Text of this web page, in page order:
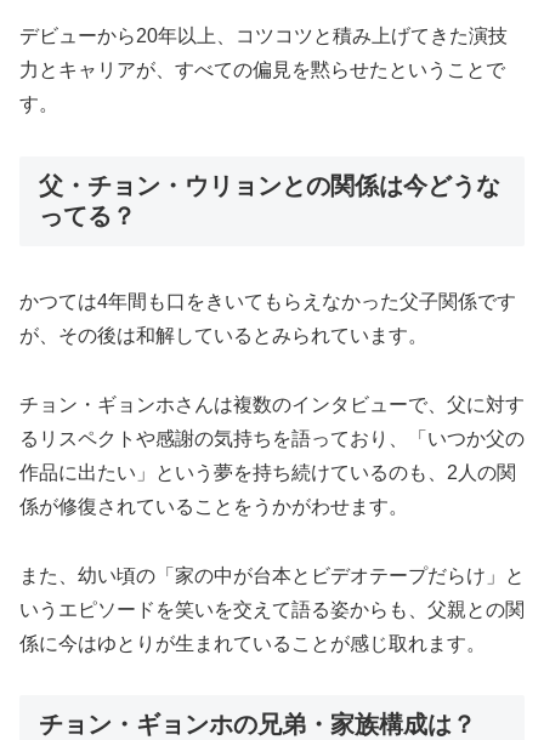
デビューから20年以上、コツコツと積み上げてきた演技
力とキャリアが、すべての偏見を黙らせたということで
す。
父・チョン・ウリョンとの関係は今どうな
ってる？
かつては4年間も口をきいてもらえなかった父子関係です
が、その後は和解しているとみられています。
チョン・ギョンホさんは複数のインタビューで、父に対す
るリスペクトや感謝の気持ちを語っており、「いつか父の
作品に出たい」という夢を持ち続けているのも、2人の関
係が修復されていることをうかがわせます。
また、幼い頃の「家の中が台本とビデオテープだらけ」と
いうエピソードを笑いを交えて語る姿からも、父親との関
係に今はゆとりが生まれていることが感じ取れます。
チョン・ギョンホの兄弟・家族構成は？